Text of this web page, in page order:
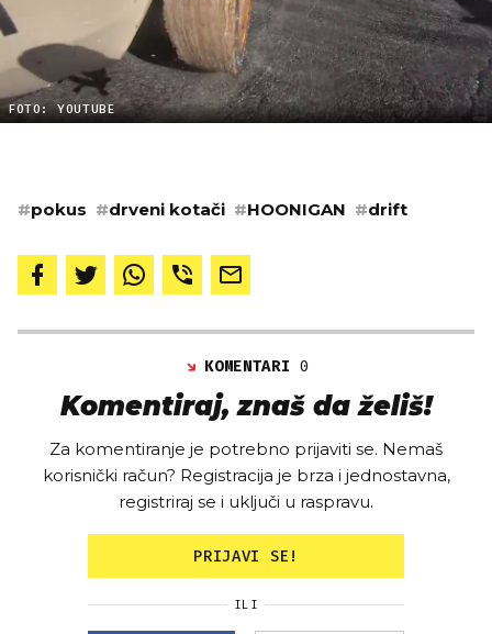
FOTO: YOUTUBE
#pokus #drveni kotači #HOONIGAN #drift
KOMENTARI0
Komentiraj, znaš da želiš!
Za komentiranje je potrebno prijaviti se. Nemaš
korisnički račun? Registracija je brza i jednostavna,
registriraj se i uključi u raspravu.
PRIJAVI SE!
ILI